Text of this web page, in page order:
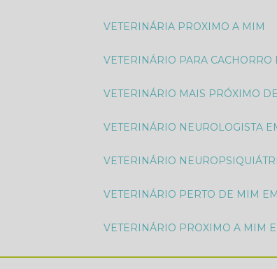
VETERINÁRIA PROXIMO A MIM
VETERINÁRIO PARA
VETERINÁRIO MAIS PRÓXIMO
VETERINÁRIO NEUROLOGISTA
VETERINÁRIO
VETERINÁRIO PERTO DE MIM
VETERINÁRIO PROXIMO A MIM